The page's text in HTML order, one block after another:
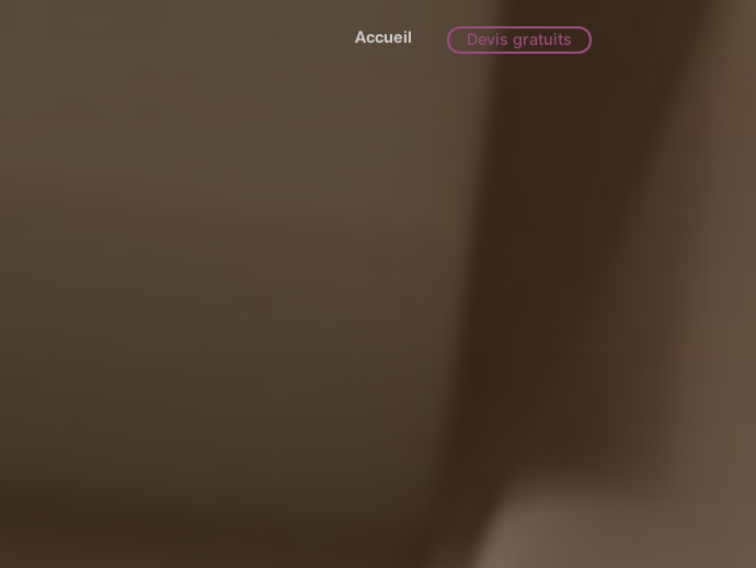
Accueil Devis gratuits